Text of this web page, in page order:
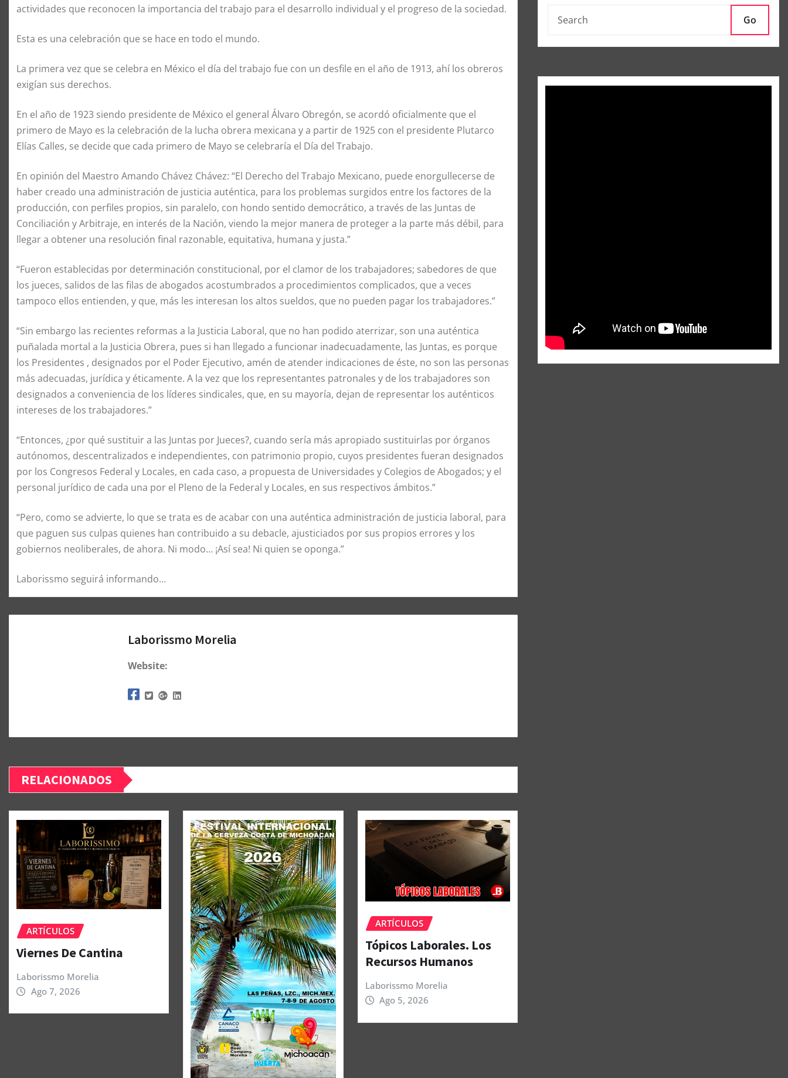
actividades que reconocen la importancia del trabajo para el desarrollo individual y el progreso de la sociedad.
Esta es una celebración que se hace en todo el mundo.
La primera vez que se celebra en México el día del trabajo fue con un desfile en el año de 1913, ahí los obreros
exigían sus derechos.
En el año de 1923 siendo presidente de México el general Álvaro Obregón, se acordó oficialmente que el
primero de Mayo es la celebración de la lucha obrera mexicana y a partir de 1925 con el presidente Plutarco
Elías Calles, se decide que cada primero de Mayo se celebraría el Día del Trabajo.
En opinión del Maestro Amando Chávez Chávez: “El Derecho del Trabajo Mexicano, puede enorgullecerse de
haber creado una administración de justicia auténtica, para los problemas surgidos entre los factores de la
producción, con perfiles propios, sin paralelo, con hondo sentido democrático, a través de las Juntas de
Conciliación y Arbitraje, en interés de la Nación, viendo la mejor manera de proteger a la parte más débil, para
llegar a obtener una resolución final razonable, equitativa, humana y justa.”
“Fueron establecidas por determinación constitucional, por el clamor de los trabajadores; sabedores de que
los jueces, salidos de las filas de abogados acostumbrados a procedimientos complicados, que a veces
tampoco ellos entienden, y que, más les interesan los altos sueldos, que no pueden pagar los trabajadores.”
“Sin embargo las recientes reformas a la Justicia Laboral, que no han podido aterrizar, son una auténtica
puñalada mortal a la Justicia Obrera, pues si han llegado a funcionar inadecuadamente, las Juntas, es porque
los Presidentes , designados por el Poder Ejecutivo, amén de atender indicaciones de éste, no son las personas
más adecuadas, jurídica y éticamente. A la vez que los representantes patronales y de los trabajadores son
designados a conveniencia de los líderes sindicales, que, en su mayoría, dejan de representar los auténticos
intereses de los trabajadores.”
“Entonces, ¿por qué sustituir a las Juntas por Jueces?, cuando sería más apropiado sustituirlas por órganos
autónomos, descentralizados e independientes, con patrimonio propio, cuyos presidentes fueran designados
por los Congresos Federal y Locales, en cada caso, a propuesta de Universidades y Colegios de Abogados; y el
personal jurídico de cada una por el Pleno de la Federal y Locales, en sus respectivos ámbitos.”
“Pero, como se advierte, lo que se trata es de acabar con una auténtica administración de justicia laboral, para
que paguen sus culpas quienes han contribuido a su debacle, ajusticiados por sus propios errores y los
gobiernos neoliberales, de ahora. Ni modo… ¡Así sea! Ni quien se oponga.”
Laborissmo seguirá informando…
Laborissmo Morelia
Website:
RELACIONADOS
ARTÍCULOS
Viernes De Cantina
Laborissmo Morelia
Ago 7, 2026
ARTÍCULOS
Tópicos Laborales. Los
Recursos Humanos
Laborissmo Morelia
Ago 5, 2026
Go